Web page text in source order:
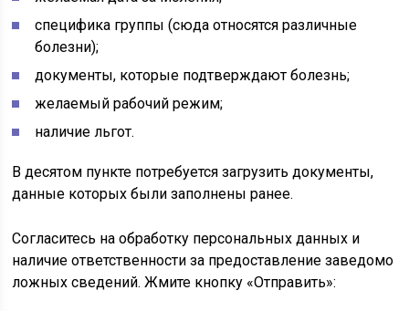
специфика группы (сюда относятся различные
болезни);
документы, которые подтверждают болезнь;
желаемый рабочий режим;
наличие льгот.
В десятом пункте потребуется загрузить документы,
данные которых были заполнены ранее.
Согласитесь на обработку персональных данных и
наличие ответственности за предоставление заведомо
ложных сведений. Жмите кнопку «Отправить»: